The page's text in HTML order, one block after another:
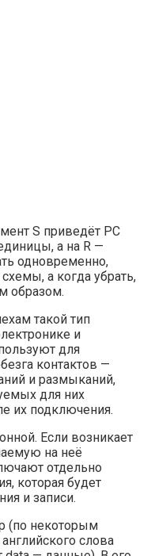
S приведёт РС
а на R —
одновременно,
а когда убрать,
образом.
такой тип
и
для
контактов —
и размыканий,
для них
их подключения.
Если возникает
на неё
отдельно
которая будет
и записи.
(по некоторым
слова